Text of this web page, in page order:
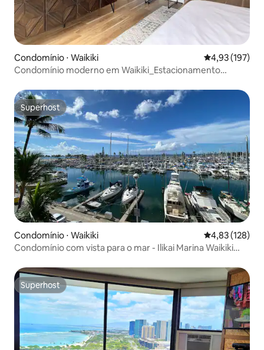
Condomínio ⋅ Waikiki 4,93 de uma
4,93 (197)
Condomínio moderno em Waikiki_Estacionamento
Superhost
Superhost
Condomínio ⋅ Waikiki 4,83 de uma
4,83 (128)
Condomínio com vista para o mar - Ilikai Marina Waikiki
Superhost
Superhost